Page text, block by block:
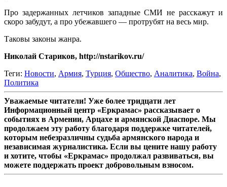
Про задержанных летчиков западные СМИ не расскажут и
скоро забудут, а про убежавшего — протрубят на весь мир.
Таковы законы жанра.
Николай Стариков, http://nstarikov.ru/
Теги: Новости, Армия, Турция, Общество, Аналитика, Война,
Политика
Уважаемые читатели! Уже более тридцати лет
Информационный центр «Еркрамас» рассказывает о
событиях в Армении, Арцахе и армянской Диаспоре. Мы
продолжаем эту работу благодаря поддержке читателей,
которым небезразличны судьба армянского народа и
независимая журналистика. Если вы цените нашу работу
и хотите, чтобы «Еркрамас» продолжал развиваться, вы
можете поддержать проект добровольным взносом.